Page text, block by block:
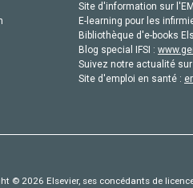
Site d'information sur
E-learning pour les
Bibliothèque d'e-books
Blog special IFSI :
Suivez notre actualité
Site d'emploi en santé :
© 2026 Elsevier, ses concédants de